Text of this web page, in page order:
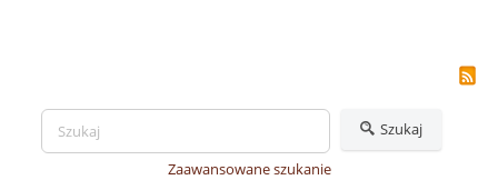
Szukaj
Zaawansowane szukanie